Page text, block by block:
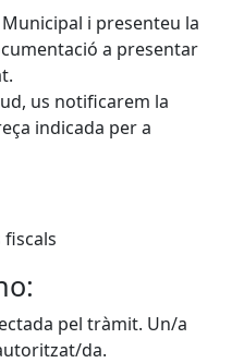
i presenteu la
a presentar
us notificarem la
indicada per a
fiscals
pel tràmit. Un/a
da.